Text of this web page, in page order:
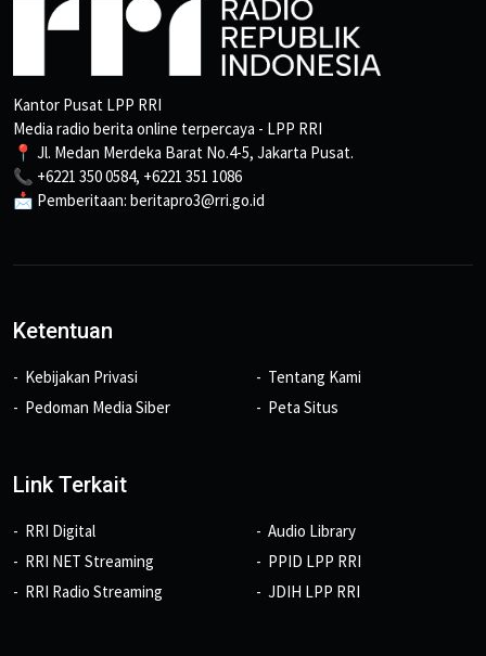
Kantor Pusat LPP RRI
Media radio berita online terpercaya - LPP RRI
📍 Jl. Medan Merdeka Barat No.4-5, Jakarta Pusat.
📞 +6221 350 0584, +6221 351 1086
📩 Pemberitaan: beritapro3@rri.go.id
Ketentuan
Kebijakan Privasi
Pedoman Media Siber
Tentang Kami
Peta Situs
Link Terkait
RRI Digital
RRI NET Streaming
RRI Radio Streaming
Audio Library
PPID LPP RRI
JDIH LPP RRI